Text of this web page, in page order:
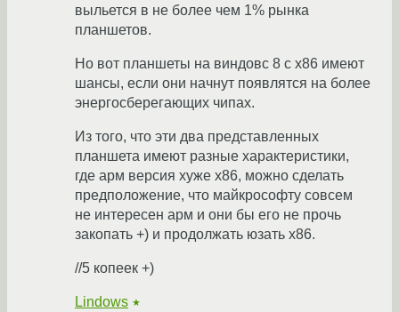
выльется в не более чем 1% рынка
планшетов.
Но вот планшеты на виндовс 8 с х86 имеют
шансы, если они начнут появлятся на более
энергосберегающих чипах.
Из того, что эти два представленных
планшета имеют разные характеристики,
где арм версия хуже х86, можно сделать
предположение, что майкрософту совсем
не интересен арм и они бы его не прочь
закопать +) и продолжать юзать х86.
//5 копеек +)
Lindows ★